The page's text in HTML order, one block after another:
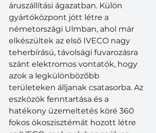
áruszállítási ágazatban. Külön
gyártóközpont jött létre a
németországi Ulmban, ahol már
elkészültek az első IVECO nagy
teherbírású, távolsági fuvarozásra
szánt elektromos vontatók, hogy
azok a legkülönbözőbb
területeken álljanak csatasorba. Az
eszközök fenntartása és a
hatékony üzemeltetés köré 360
fokos ökoszisztémát hozott létre